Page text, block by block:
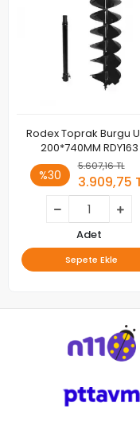
Rodex Toprak Burgu
200*740MM RDY163
%30
5.607,16 TL
3.909,75
Adet
Sepete Ekle